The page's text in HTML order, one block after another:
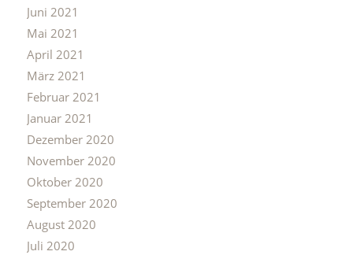
Juni 2021
Mai 2021
April 2021
März 2021
Februar 2021
Januar 2021
Dezember 2020
November 2020
Oktober 2020
September 2020
August 2020
Juli 2020